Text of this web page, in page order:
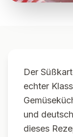
Der
echter
und
dieses